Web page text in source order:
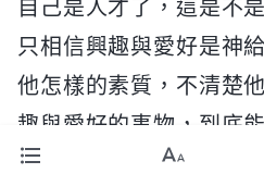
自己是人才了，這是不
只相信興趣與愛好是神
他怎樣的素質，不清楚
趣與愛好的事物，到底
任、能不能擔得起與自